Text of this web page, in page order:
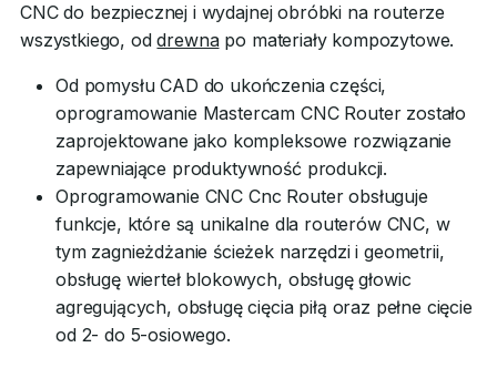
CNC do bezpiecznej i wydajnej obróbki na routerze
wszystkiego, oddrewnapo materiały kompozytowe.
Od pomysłu CAD do ukończenia części,
oprogramowanie Mastercam CNC Router zostało
zaprojektowane jako kompleksowe rozwiązanie
zapewniające produktywność produkcji.
Oprogramowanie CNC Cnc Router obsługuje
funkcje, które są unikalne dla routerów CNC, w
tym zagnieżdżanie ścieżek narzędzi i geometrii,
obsługę wierteł blokowych, obsługę głowic
agregujących, obsługę cięcia piłą oraz pełne cięcie
od 2- do 5-osiowego.